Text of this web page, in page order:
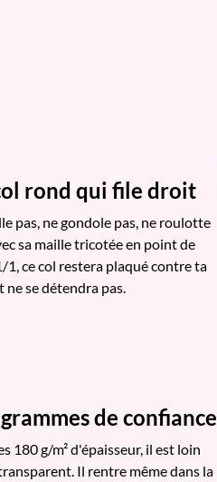
rond qui file droit
pas, ne gondole pas, ne roulotte
sa maille tricotée en point de
1, ce col restera plaqué contre ta
ne se détendra pas.
de confiance
180 g/m² d'épaisseur, il est loin
Il rentre même dans la